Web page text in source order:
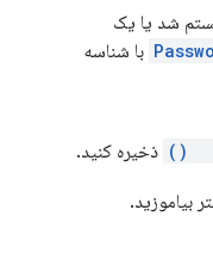
شد یا یک
با شناسه
ذخیره کنید.